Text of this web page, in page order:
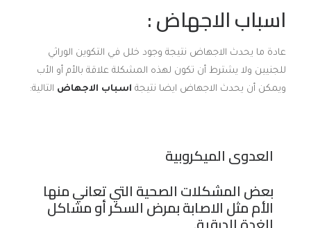
اسباب الاجهاض :
عادة ما يحدث الاجهاض نتيجة وجود خلل في التكوين الوراثي
للجنيين ولا يشترط أن تكون لهذه المشكلة علاقة بالأم أو الأب
ويمكن أن يحدث الاجهاض ايضا نتيجة اسباب الاجهاض التالية:
العدوى الميكروبية
بعض المشكلات الصحية التي تعاني منها
الأم مثل الاصابة بمرض السكر أو مشاكل